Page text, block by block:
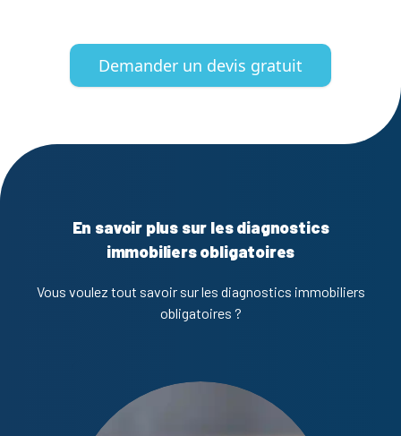
Demander un devis gratuit
En savoir plus sur les diagnostics
immobiliers obligatoires
Vous voulez tout savoir sur les diagnostics immobiliers
obligatoires ?